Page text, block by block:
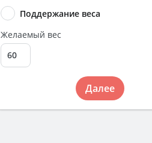
Поддержание веса
Желаемый вес
Далее